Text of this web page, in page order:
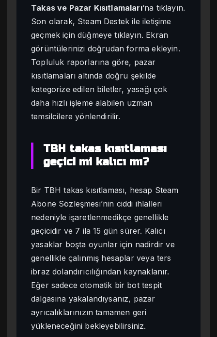
Takas ve Pazar Kısıtlamaları‘na tıklayın.
Son olarak, Steam Destek ile iletişime
geçmek için düğmeye tıklayın. Ekran
görüntülerinizi doğrudan forma ekleyin.
Topluluk raporlarına göre, pazar
kısıtlamaları altında doğru şekilde
kategorize edilen biletler, yasağı çok
daha hızlı işleme alabilen uzman
temsilcilere yönlendirilir.
TBH takas kısıtlaması
geçici mi kalıcı mı?
Bir TBH takas kısıtlaması, hesap Steam
Abone Sözleşmesi’nin ciddi ihlalleri
nedeniyle işaretlenmedikçe genellikle
geçicidir ve 7 ila 15 gün sürer. Kalıcı
yasaklar boşta oyunlar için nadirdir ve
genellikle çalınmış hesaplar veya ters
ibraz dolandırıcılığından kaynaklanır.
Eğer sadece otomatik bir bot tespit
dalgasına yakalandıysanız, pazar
ayrıcalıklarınızın tamamen geri
yükleneceğini bekleyebilirsiniz.